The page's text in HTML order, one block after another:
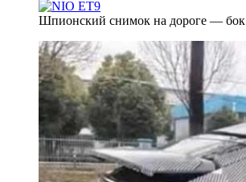
Шпионский снимок на дороге — бок